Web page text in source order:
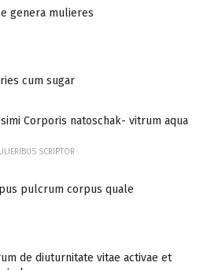
genera mulieres
cum sugar
Corporis natoschak- vitrum aqua
SCRIPTOR
pulcrum corpus quale
de diuturnitate vitae activae et